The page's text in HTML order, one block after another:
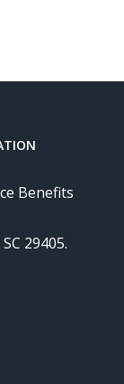
Benefits
29405.